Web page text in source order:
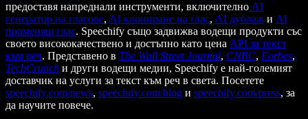
предоставя напреднали инструменти, включително AI
генератор на гласове, AI клониране на глас, AI дублаж и AI
променящ глас. Speechify също задвижва водещи продукти със
своето висококачествено и достъпно като цена API за текст
към реч. Представено в The Wall Street Journal, CNBC, Forbes,
TechCrunch и други водещи медии, Speechify е най-големият
доставчик на услуги за текст към реч в света. Посетете
speechify.com/news, speechify.com/blog и speechify.com/press, за
да научите повече.